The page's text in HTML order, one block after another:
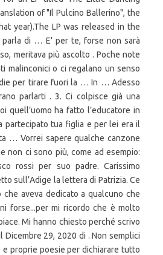
of "Il Pulcino Ballerino", the
year).The LP was released in the
di … E’ per te, forse non sarà
meritava più ascolto . Poche note
malinconici o ci regalano un senso
per tirare fuori la … In … Adesso
parlarti . 3. Ci colpisce già una
quell’uomo ha fatto l’educatore in
partecipato tua figlia e per lei era il
… Vorrei sapere qualche canzone
non ci sono più, come ad esempio:
rossi per suo padre. Carissimo
sull’Adige la lettera di Patrizia. Ce
aveva dedicato a qualcuno che
forse...per mi ricordo che è molto
Mi hanno chiesto perché scrivo
29, 2020 di . Non semplici
e proprie poesie per dichiarare tutto